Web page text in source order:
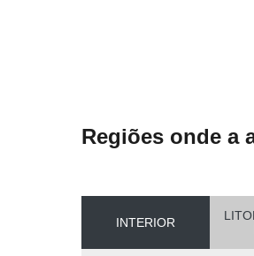
Regiões onde a
INTERIOR